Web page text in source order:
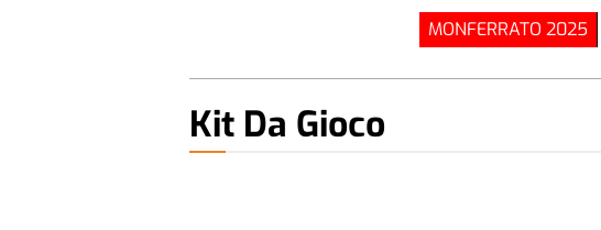
MONFERRATO 2025
Kit Da Gioco